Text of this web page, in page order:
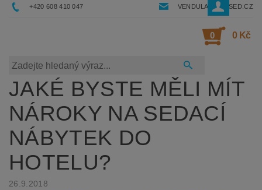
+420 608 410 047 VENDULA@RESSED.CZ
0 0 Kč
JAKÉ BYSTE MĚLI MÍT
NÁROKY NA SEDACÍ
NÁBYTEK DO
HOTELU?
26.9.2018